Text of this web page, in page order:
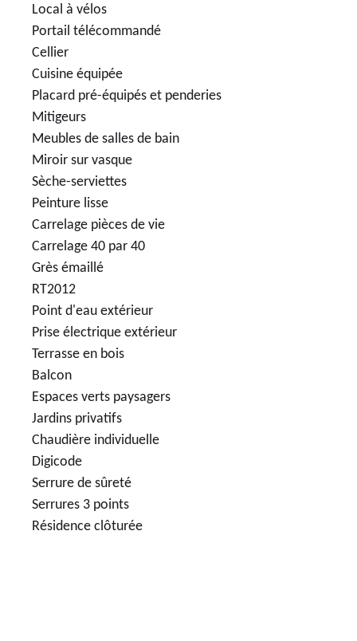
Local à vélos
Portail télécommandé
Cellier
Cuisine équipée
Placard pré-équipés et penderies
Mitigeurs
Meubles de salles de bain
Miroir sur vasque
Sèche-serviettes
Peinture lisse
Carrelage pièces de vie
Carrelage 40 par 40
Grès émaillé
RT2012
Point d'eau extérieur
Prise électrique extérieur
Terrasse en bois
Balcon
Espaces verts paysagers
Jardins privatifs
Chaudière individuelle
Digicode
Serrure de sûreté
Serrures 3 points
Résidence clôturée